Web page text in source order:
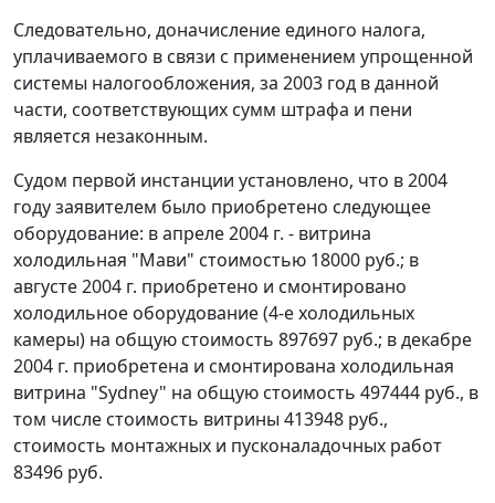
Следовательно, доначисление единого налога,
уплачиваемого в связи с применением упрощенной
системы налогообложения, за 2003 год в данной
части, соответствующих сумм штрафа и пени
является незаконным.
Судом первой инстанции установлено, что в 2004
году заявителем было приобретено следующее
оборудование: в апреле 2004 г. - витрина
холодильная "Мави" стоимостью 18000 руб.; в
августе 2004 г. приобретено и смонтировано
холодильное оборудование (4-е холодильных
камеры) на общую стоимость 897697 руб.; в декабре
2004 г. приобретена и смонтирована холодильная
витрина "Sydney" на общую стоимость 497444 руб., в
том числе стоимость витрины 413948 руб.,
стоимость монтажных и пусконаладочных работ
83496 руб.